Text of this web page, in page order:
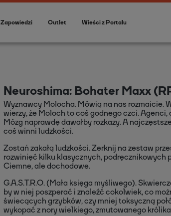
Zapowiedzi Outlet Wieści z Portalu
Neuroshima: Bohater Maxx
Wyznawcy Molocha. Mówią na nas rozmaicie.
wierzy, że Moloch to coś godnego czci.
Mózg naprawdę dawałby rozkazy. A
coś winni ludzkości.
Zostań zakałą ludzkości. Zerknij na zestaw
rozwinięć kilku klasycznych, podręcznikowych
Ciemne, ale dochodowe.
G.A.S.T.R.O. (Mała księga myśliwego).
by w niej poszperać i znaleźć cokolwiek, co
świecących grzybków, czy mniej toksyczną
wykopać z nory wielkiego, zmutowanego